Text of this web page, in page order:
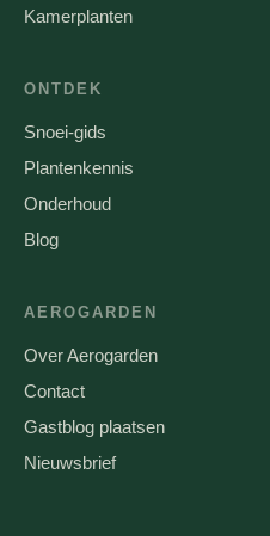
Kamerplanten
ONTDEK
Snoei-gids
Plantenkennis
Onderhoud
Blog
AEROGARDEN
Over Aerogarden
Contact
Gastblog plaatsen
Nieuwsbrief